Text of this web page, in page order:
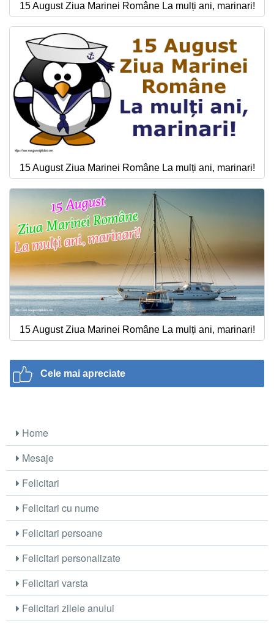
15 August Ziua Marinei Române La mulți ani, marinari!
15 August Ziua Marinei Române La mulți ani, marinari!
15 August Ziua Marinei Române La mulți ani, marinari!
Cele mai apreciate
Home
Mesaje
Felicitari
Felicitari cu nume
Felicitari persoane
Felicitari personalizate
Felicitari varsta
Felicitari zilele anului